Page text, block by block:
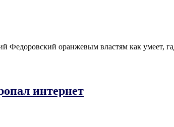
Федоровский оранжевым властям как умеет,
интернет